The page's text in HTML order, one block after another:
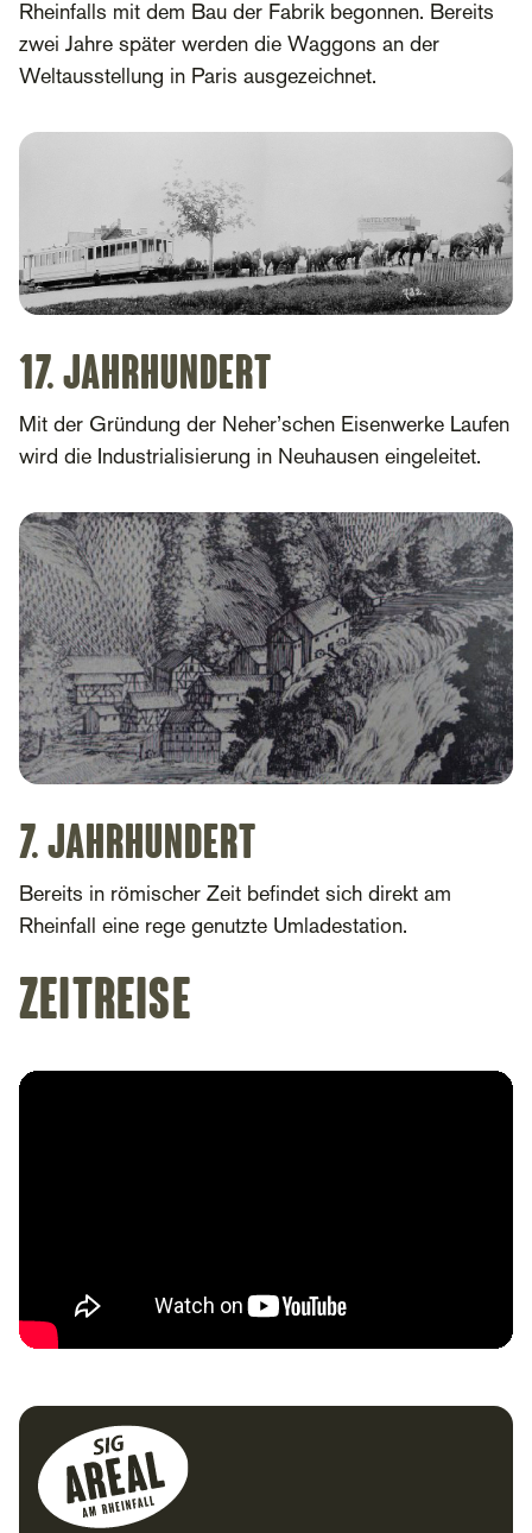
Rheinfalls mit dem Bau der Fabrik begonnen. Bereits
zwei Jahre später werden die Waggons an der
Weltausstellung in Paris ausgezeichnet.
17. Jahrhundert
Mit der Gründung der Neher’schen Eisenwerke Laufen
wird die Industrialisierung in Neuhausen eingeleitet.
7. Jahrhundert
Bereits in römischer Zeit befindet sich direkt am
Rheinfall eine rege genutzte Umladestation.
Zeitreise